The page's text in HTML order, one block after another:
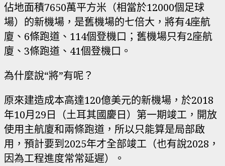
佔地面積7650萬平方米（相當於12000個足球
場）的新機場，是舊機場的七倍大，將有4座航
廈、6條跑道、114個登機口；舊機場只有2座航
廈、3條跑道、41個登機口。
為什麼說“將”有呢？
原來建造成本高達120億美元的新機場，於2018
年10月29日（土耳其國慶日）第一期竣工，開放
使用主航廈和兩條跑道，所以只能算是局部啟
用，預計要到2025年才全部竣工（也有說2028，
因為工程進度常常延遲）。